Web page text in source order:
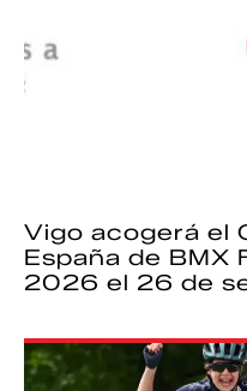
Vigo acogerá el
España de BMX
2026 el 26 de